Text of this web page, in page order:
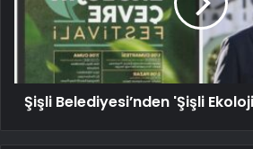
Şişli Belediyesi’nden 'Şişli